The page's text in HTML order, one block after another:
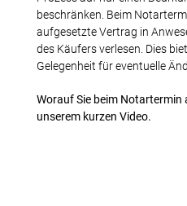
beschränken. Beim
aufgesetzte Vertrag in
des Käufers verlesen. Dies
Gelegenheit für eventuelle
Worauf Sie beim Notartermin
unserem kurzen Video.